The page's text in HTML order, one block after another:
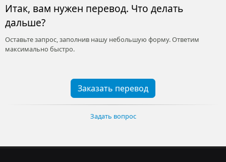
Итак, вам нужен перевод. Что делать
дальше?
Оставьте запрос, заполнив нашу небольшую форму. Ответим
максимально быстро.
Заказать перевод
Задать вопрос